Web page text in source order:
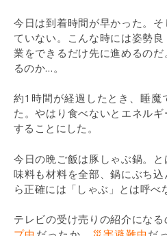
今日は到着時間が早かった。
ていない。こんな時には姿勢
業をできるだけ先に進めるの
るのか…。
約1時間が経過したとき、睡
た。やはり食べないとエネル
することにした。
今日の晩ご飯は豚しゃぶ鍋。
味料も材料を全部、鍋にぶち
ら正確には「しゃぶ」とは呼べ
テレビの受け売りの紹介になる